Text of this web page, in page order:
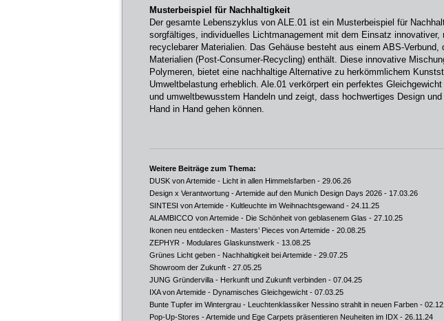
Musterbeispiel für Nachhaltigkeit
Der gesamte Lebenszyklus von ALE.01 ist ein Musterbeispiel für
sorgfältiges, individuelles Lichtmanagement mit dem Einsatz innovativer,
recyclebarer Materialien. Das Gehäuse besteht aus einem ABS-Verbund,
Materialien (Post-Consumer-Recycling) enthält. Diese innovative
Polymeren, bietet eine nachhaltige Alternative zu herkömmlichem
Umweltbelastung erheblich. Ale.01 verkörpert ein perfektes
und umweltbewusstem Handeln und zeigt, dass hochwertiges Design
Hand in Hand gehen können.
Weitere Beiträge zum Thema:
DUSK von Artemide - Licht in allen Himmelsfarben - 29.06.26
Design x Verantwortung - Artemide auf den Munich Design Days 2026 - 17.03.26
SINTESI von Artemide - Kultleuchte im Weihnachtsgewand - 24.11.25
ALAMBICCO von Artemide - Die Schönheit von geblasenem Glas - 27.10.25
Ikonen neu entdecken - Masters’ Pieces von Artemide - 20.08.25
ZEPHYR - Modulares Glaskunstwerk - 13.08.25
Grünes Licht geben - Nachhaltigkeit bei Artemide - 29.07.25
Showroom der Zukunft - 27.05.25
JUNG Gründervilla - Herkunft und Zukunft verbinden - 07.04.25
IXA von Artemide - Dynamisches Gleichgewicht - 07.03.25
Bunte Tupfer im Wintergrau - Leuchtenklassiker Nessino strahlt in neuen Farben -
Pop-Up-Stores - Artemide und Ege Carpets präsentieren Neuheiten im IDX - 26.11.24